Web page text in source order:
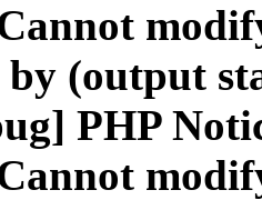
by (output
PHP